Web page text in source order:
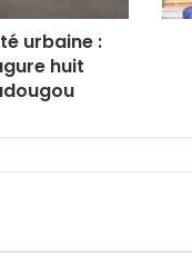
urbaine :
huit